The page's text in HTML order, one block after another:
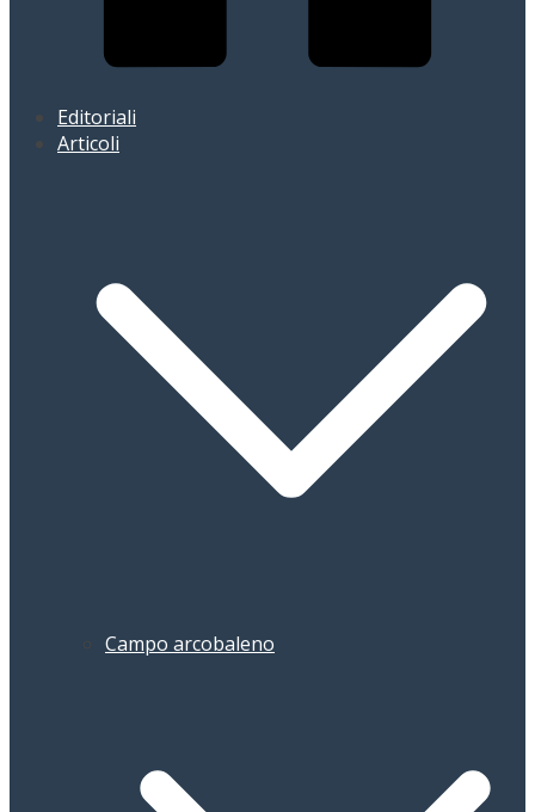
Editoriali
Articoli
Campo arcobaleno